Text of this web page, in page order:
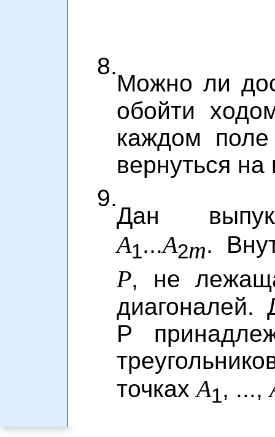
8.
Можно ли
обойти
каждом
вернуться
9.
Дан
A1...A2m.
P, не
диагоналей.
P
точках A1, ...,